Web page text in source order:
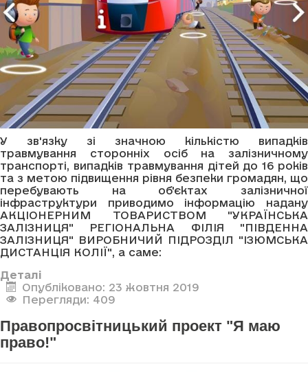
У зв'язку зі значною кількістю випадків
травмування сторонніх осіб на залізничному
транспорті, випадків травмування дітей до 16 років
та з метою підвищення рівня безпеки громадян, що
перебувають на об'єктах залізничної
інфраструктури приводимо інформацію надану
АКЦІОНЕРНИМ ТОВАРИСТВОМ "УКРАЇНСЬКА
ЗАЛІЗНИЦЯ" РЕГІОНАЛЬНА ФІЛІЯ "ПІВДЕННА
ЗАЛІЗНИЦЯ" ВИРОБНИЧИЙ ПІДРОЗДІЛ "ІЗЮМСЬКА
ДИСТАНЦІЯ КОЛІЇ", а саме:
Деталі
Опубліковано: 23 жовтня 2019
Перегляди: 409
Правопросвітницький проект "Я маю
право!"